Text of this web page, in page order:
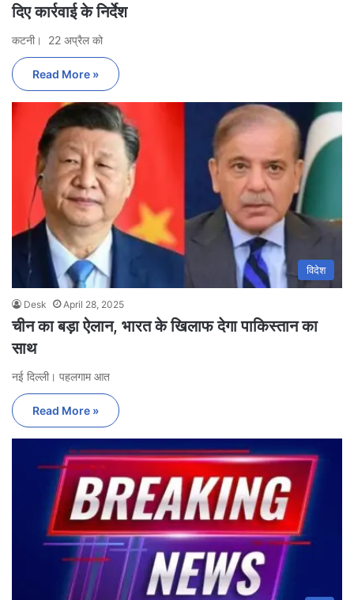
दिए कार्रवाई के निर्देश
कटनी। 22 अप्रैल को
Read More »
विदेश
Desk April 28, 2025
चीन का बड़ा ऐलान, भारत के खिलाफ देगा पाकिस्तान का
साथ
नई दिल्ली। पहलगाम आत
Read More »